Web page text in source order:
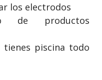
los electrodos
de productos
tienes piscina todo